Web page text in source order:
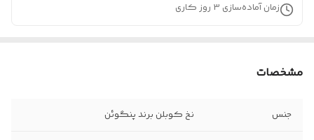
زمان آماده‌سازی 3 روز کاری
مشخصات
جنس نخ کوبلن برند پنگوئن